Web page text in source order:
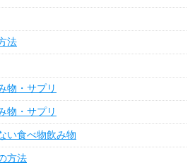
法
物・サプリ
物・サプリ
い食べ物飲み物
方法